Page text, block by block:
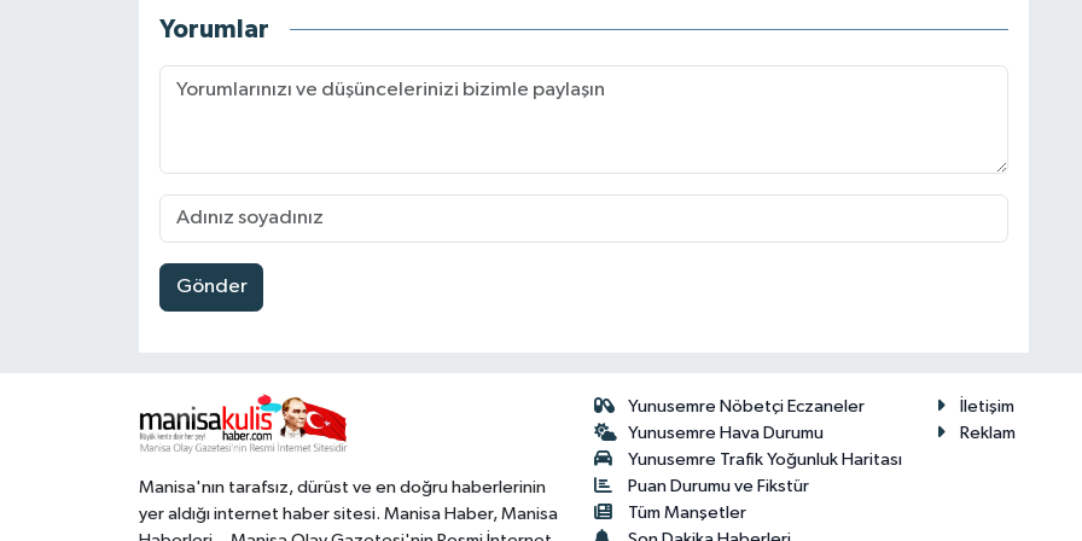
Yorumlar
Gönder
Manisa'nın tarafsız, dürüst ve en doğru haberlerinin
yer aldığı internet haber sitesi. Manisa Haber, Manisa
Yunusemre Nöbetçi Eczaneler
Yunusemre Hava Durumu
Yunusemre Trafik Yoğunluk Haritası
Puan Durumu ve Fikstür
Tüm Manşetler
İletişim
Reklam